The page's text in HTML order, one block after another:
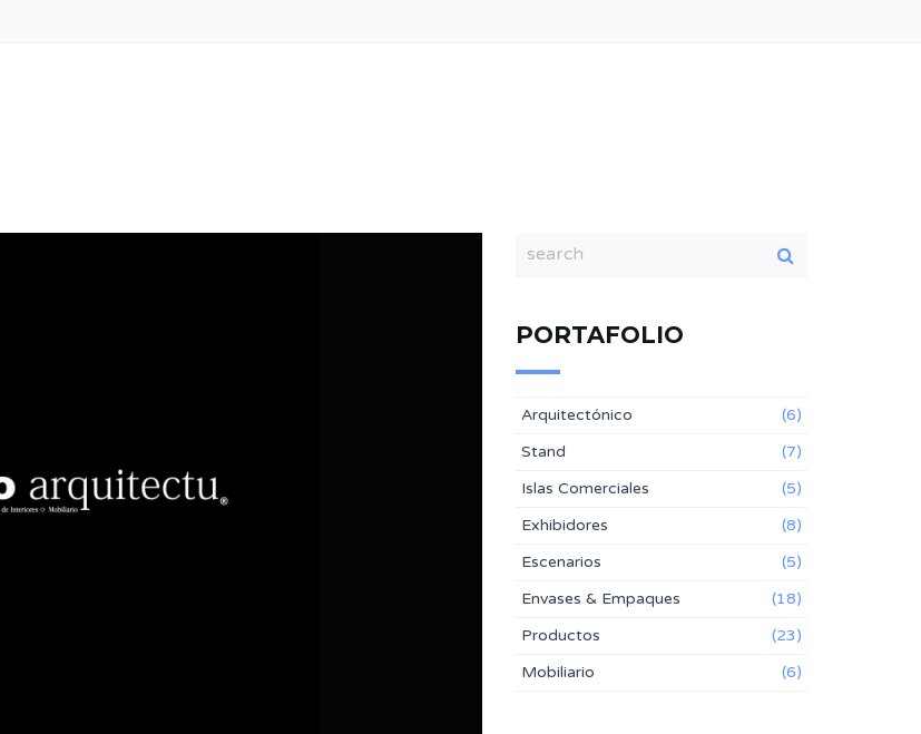
PORTAFOLIO
Arquitectónico
(6)
Stand
(7)
Islas Comerciales
(5)
Exhibidores
(8)
Escenarios
(5)
Envases & Empaques
(18)
Productos
(23)
Mobiliario
(6)